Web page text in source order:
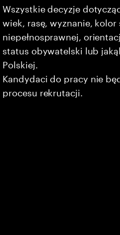
Wszystkie decyzje
wiek, rasę, wyznanie,
niepełnosprawnej,
status obywatelski lub
Polskiej.
Kandydaci do pracy nie
procesu rekrutacji.